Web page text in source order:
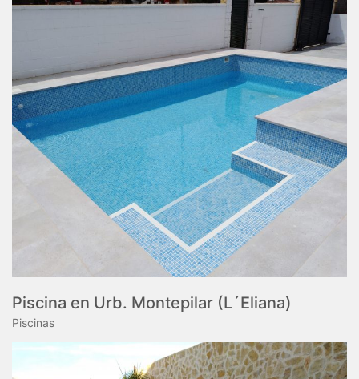
Piscina en Urb. Montepilar (L´Eliana)
Piscinas